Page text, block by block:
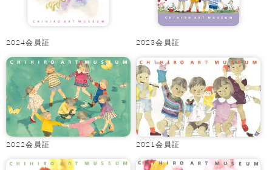
2024会員証 2023会員証
2022会員証 2021会員証